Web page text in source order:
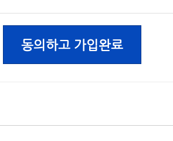
동의하고 가입완료